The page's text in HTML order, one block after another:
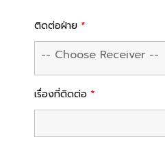
ติดต่อฝ่าย *
เรื่องที่ติดต่อ *